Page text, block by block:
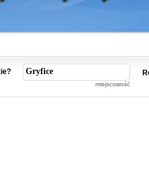
miejscowość